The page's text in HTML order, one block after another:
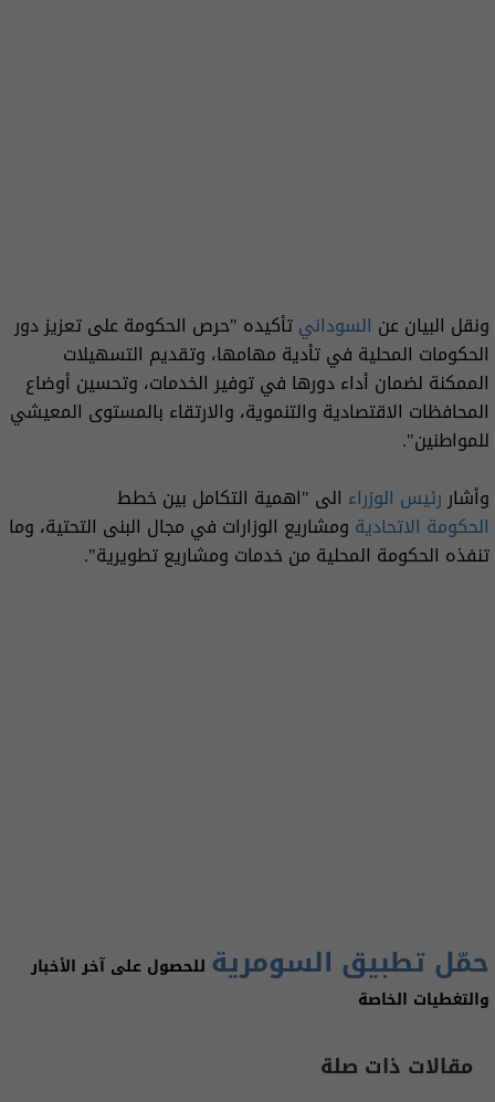
ونقل البيان عن السودانيتأكيده "حرص الحكومة على تعزيز دور
الحكومات المحلية في تأدية مهامها، وتقديم التسهيلات
الممكنة لضمان أداء دورها في توفير الخدمات، وتحسين أوضاع
المحافظات الاقتصادية والتنموية، والارتقاء بالمستوى المعيشي
للمواطنين".
وأشاررئيس الوزراء الى "اهمية التكامل بين خطط
الحكومة الاتحادية ومشاريع الوزارات في مجال البنى التحتية، وما
تنفذه الحكومة المحلية من خدمات ومشاريع تطويرية".
حمّل تطبيق السومرية للحصول على آخر الأخبار
والتغطيات الخاصة
مقالات ذات صلة